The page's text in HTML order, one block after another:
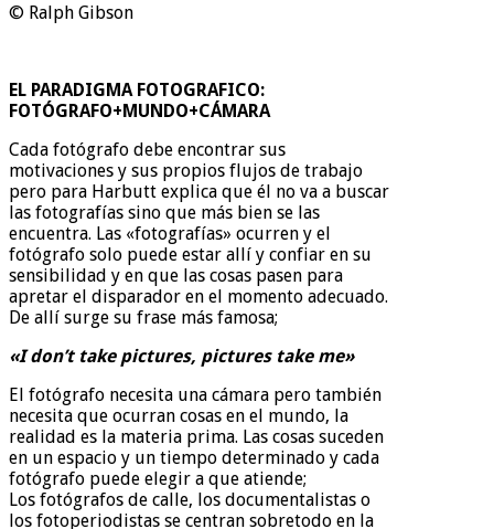
© Ralph Gibson
EL PARADIGMA FOTOGRAFICO:
FOTÓGRAFO+MUNDO+CÁMARA
Cada fotógrafo debe encontrar sus
motivaciones y sus propios flujos de trabajo
pero para Harbutt explica que él no va a buscar
las fotografías sino que más bien se las
encuentra. Las «fotografías» ocurren y el
fotógrafo solo puede estar allí y confiar en su
sensibilidad y en que las cosas pasen para
apretar el disparador en el momento adecuado.
De allí surge su frase más famosa;
«I don’t take pictures, pictures take me»
El fotógrafo necesita una cámara pero también
necesita que ocurran cosas en el mundo, la
realidad es la materia prima. Las cosas suceden
en un espacio y un tiempo determinado y cada
fotógrafo puede elegir a que atiende;
Los fotógrafos de calle, los documentalistas o
los fotoperiodistas se centran sobretodo en la